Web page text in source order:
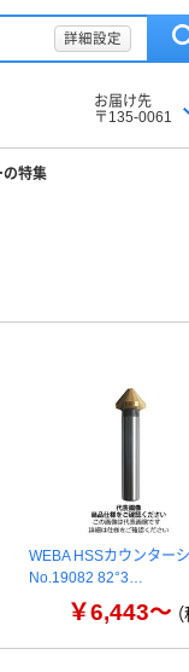
詳細設定
お届け先
〒135-0061
特集
WEBA HSSカウンター
No.19082 82°3…
￥6,443～（